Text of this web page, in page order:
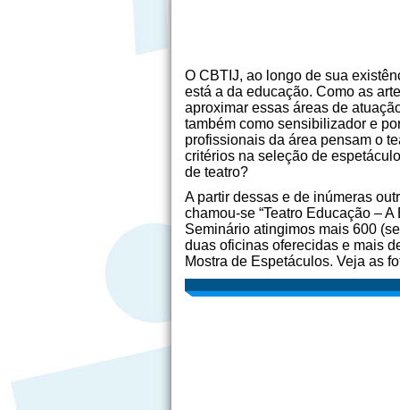
O CBTIJ, ao longo de sua
está a da educação. Como as
aproximar essas áreas de
também como sensibilizador e
profissionais da área pensam o
critérios na seleção de
de teatro?
A partir dessas e de inúmeras
chamou-se “Teatro Educação –
Seminário atingimos mais 600
duas oficinas oferecidas e mais
Mostra de Espetáculos. Veja as